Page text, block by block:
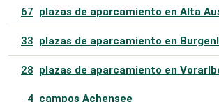
67 plazas de aparcamiento en Alta
33 plazas de aparcamiento en
28 plazas de aparcamiento en
4 campos Achensee